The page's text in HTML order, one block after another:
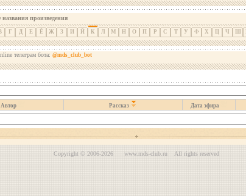
произведения
Г Д Е Ё Ж З И Й К Л М Н О П Р С Т У Ф Х Ц Ч Ш
телеграм бота: @mds_club_bot
Автор Рассказ Дата эфира
Copyright © 2006-2026 www.mds-club.ru All rights reserved